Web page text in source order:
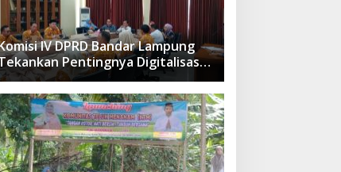
IV DPRD Bandar Lampung
Pentingnya Digitalisasi
Dasar